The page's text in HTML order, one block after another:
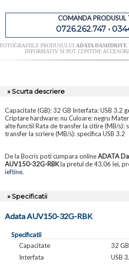
COMANDA PRODUSUL
0726.262.747 •
FOTOGRAFIILE PRODUSULUI ADATA DASHDRIVE
INFORMATIV SI POT CONTINE
» Scurta descriere
Capacitate (GB): 32 GB Interfata: USB 3.2
Criptare hardware: nu Culoare: negru
alte functii Rata de transfer la citire (MB/s):
transfer la scriere (MB/s): specifica USB 3.2
De la Bocris poti cumpara onlineADATA
AUV150-32G-RBKla pretul de 43,06 lei,
ieftine.
» Specificatii
Adata AUV150-32G-RBK
Specificatii
Capacitate
32 GB
Interfata
USB